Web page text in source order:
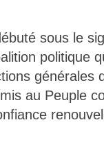
sous le
politique
générales
au Peuple